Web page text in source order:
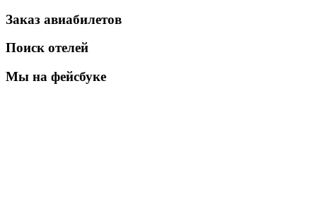
Заказ авиабилетов
Поиск отелей
Мы на фейсбуке